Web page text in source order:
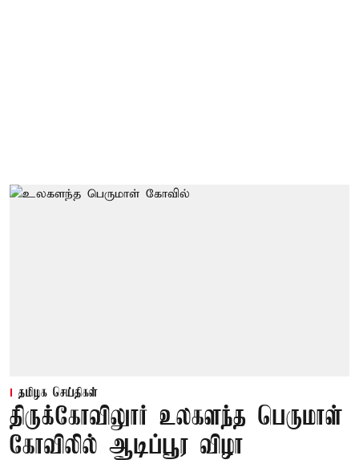
தமிழக செய்திகள்
திருக்கோவிலுார் உலகளந்த பெருமாள்
கோவிலில் ஆடிப்பூர விழா